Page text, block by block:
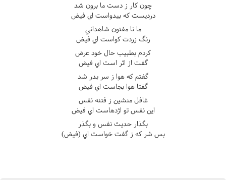
چون کار ز دست ما برون شد
درديست که بيدواست اي فيض
ما نا مفتون شاهداني
رنگ زردت کواست اي فيض
کردم بطبيب حال خود عرض
گفت از اثر است اي فيض
گفتم که هوا ز سر بدر شد
گفتا هوا بجاست اي فيض
غافل منشين ز فتنه نفس
اين نفس تو اژدهاست اي فيض
بگذار حديث نفس و بگذر
بس شر که ز گفت خواست اي (فيض)